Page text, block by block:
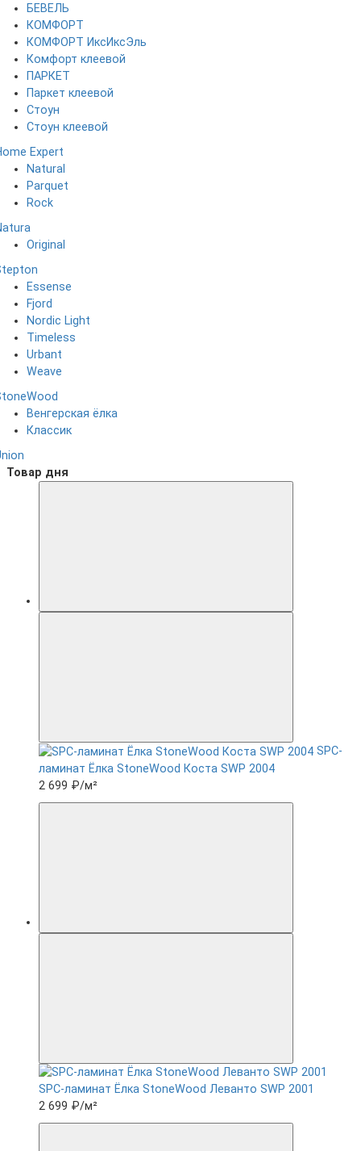
БЕВЕЛЬ
КОМФОРТ
КОМФОРТ ИксИксЭль
Комфорт клеевой
ПАРКЕТ
Паркет клеевой
Стоун
Стоун клеевой
Expert
Natural
Parquet
Rock
Original
Essense
Fjord
Nordic Light
Timeless
Urbant
Weave
Венгерская ёлка
Классик
Товар дня
SPC-
ламинат Ëлка StoneWood Коста SWP 2004
2 699 ₽/м²
SPC-ламинат Ëлка StoneWood Леванто SWP 2001
2 699 ₽/м²